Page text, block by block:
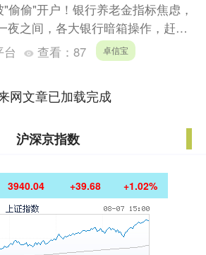
偷偷"开户！银行养老金指标焦虑，
夜之间，各大银行暗箱操作，赶紧
被银行私自开通个人养老金账户。
台 查看： 87 卓信宝
网文章已加载完成
沪深京指数
3940.04 +39.68 +1.02%